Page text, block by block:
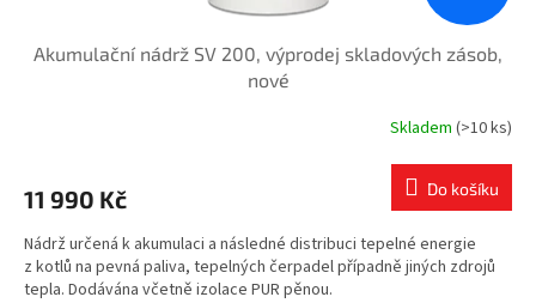
Akumulační nádrž SV 200, výprodej skladových zásob,
nové
Skladem (>10 ks)
11 990 Kč Do košíku
Nádrž určená k akumulaci a následné distribuci tepelné energie
z kotlů na pevná paliva, tepelných čerpadel případně jiných zdrojů
tepla. Dodávána včetně izolace PUR pěnou.